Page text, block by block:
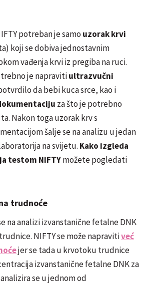
potreban je samo uzorak krvi
koji se dobiva jednostavnim
vađenja krvi iz pregiba na ruci.
je napravitiultrazvučni
da bebi kuca srce, kao i
za što je potrebno
Nakon toga uzorak krv s
šalje se na analizu u jedan
na svijetu. Kako izgleda
testom NIFTYmožete pogledati
trudnoće
na analizi izvanstanične fetalne DNK
NIFTY se može napravitiveć
jer se tada u krvotoku trudnice
izvanstanične fetalne DNK za
se u jednom od